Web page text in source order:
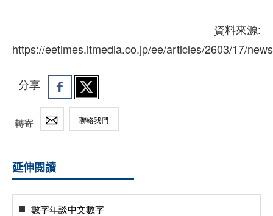
資料來源:
https://eetimes.itmedia.co.jp/ee/articles/2603/17/
分享
轉寄 聯絡我們
延伸閱讀
數字年談中文數字